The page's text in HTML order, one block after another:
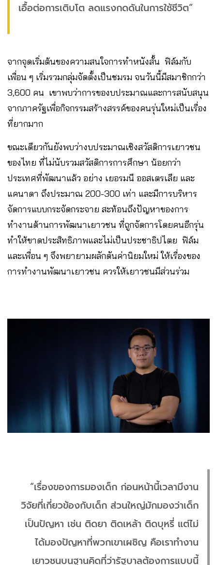
เอื้อต่อการเติบโต ลดแรงกดดันในการใช้ชีวิต”
จากจุดเริ่มต้นของความสนใจการทำหนังสั้น ฟิล์มกับ
เพื่อน ๆ เริ่มรวมกลุ่มจัดตั้งเป็นชมรม จนวันนี้มีสมาชิกกว่า
3,600 คน เขาพบว่าการของบประมาณและการสนับสนุน
จากภาครัฐเพื่อกิจกรรมสร้างสรรค์ของคนรุ่นใหม่เป็นเรื่อง
ที่ยากมาก
ขณะเดียวกันยังพบว่างบประมาณเชิงสวัสดิการเยาวชน
ของไทย ที่ไม่นับรวมสวัสดิการการศึกษา น้อยกว่า
ประเทศที่พัฒนาแล้ว อย่าง เยอรมนี ออสเตรเลีย และ
แคนาดา ถึงประมาณ 200-300 เท่า และมีการบริหาร
จัดการแบบกระจัดกระจาย สะท้อนถึงปัญหาของการ
ทำงานด้านการพัฒนาเยาวชน ที่ถูกจัดการโดยคนอีกรุ่น
ทำให้ขาดประสิทธิภาพและไม่เป็นประชาธิปไตย ฟิล์ม
และเพื่อน ๆ จึงพยายามผลักดันค่านิยมใหม่ ให้เรื่องของ
การทำงานพัฒนาเยาวชน ควรให้เยาวชนมีส่วนร่วม
“เรื่องของการมองเด็ก ก่อนหน้านี้เวลามีงาน
วิจัยที่เกี่ยวข้องกับเด็ก ส่วนใหญ่มักมองว่าเด็ก
เป็นปัญหา เช่น ติดยา ติดเหล้า ติดบุหรี่ แต่ไม่
ได้มองปัญหาที่พวกเขาเผชิญ คือเราทำงาน
เยาวชนบนฐานคิดที่ว่ารัฐบาลต้องการแบบนี้